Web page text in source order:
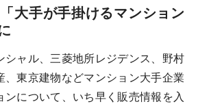
大手が手掛けるマンション
シャル、三菱地所レジデンス、野村
、東京建物などマンション大手企業
ンについて、いち早く販売情報を入